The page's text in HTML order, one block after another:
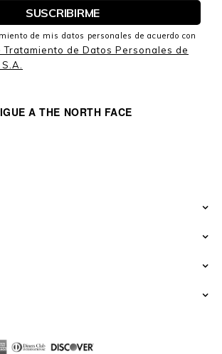
A THE NORTH FACE
de mis datos personales de acuerdo con
Tratamiento de Datos Personales de